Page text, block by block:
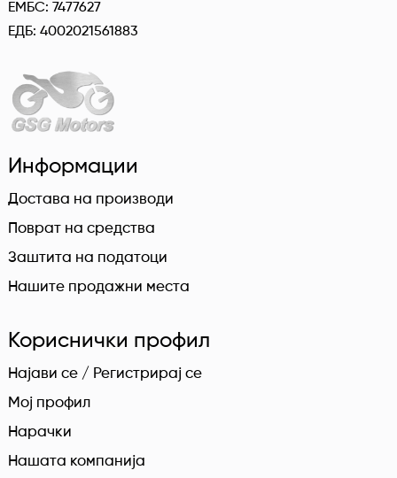
ЕМБС: 7477627
ЕДБ: 4002021561883
Информации
Достава на производи
Поврат на средства
Заштита на податоци
Нашите продажни места
Кориснички профил
Најави се / Регистрирај се
Мој профил
Нарачки
Нашата компанија